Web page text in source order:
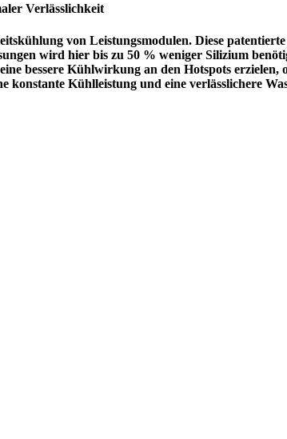
Verlässlichkeit
von Leistungsmodulen. Diese
wird hier bis zu 50 % weniger Silizium
bessere Kühlwirkung an den Hotspots
Kühlleistung und eine verlässlichere